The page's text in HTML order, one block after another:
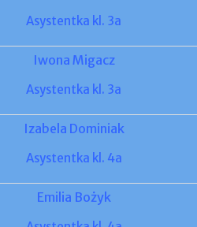
Asystentka kl. 3a
Iwona Migacz
Asystentka kl. 3a
Izabela Dominiak
Asystentka kl. 4a
Emilia Bożyk